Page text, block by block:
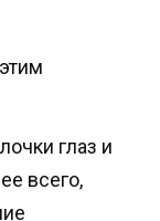
глаз и
всего,